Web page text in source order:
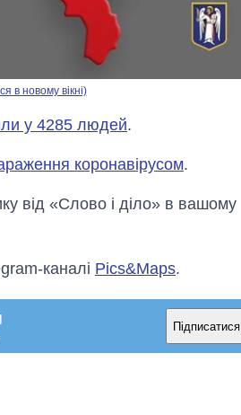
в новому вікні)
у 4285 людей.
коронавірусом.
від «Слово і діло» в вашому
каналі Pics&Maps.
Підписатися